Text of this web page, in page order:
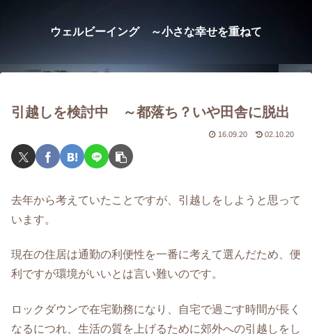
ウェルビーイング ～小さな幸せを重ねて
引越しを検討中 ～都落ち？いや田舎に脱出
16.09.20 02.10.20
去年から考えていたことですが、引越しをしようと思って
います。
現在の住居は通勤の利便性を一番に考えて選んだため、便
利ですが環境がいいとは言い難いのです。
ロックダウンで在宅勤務になり、自宅で過ごす時間が長く
なるにつれ、生活の質を上げるために郊外への引越しをし